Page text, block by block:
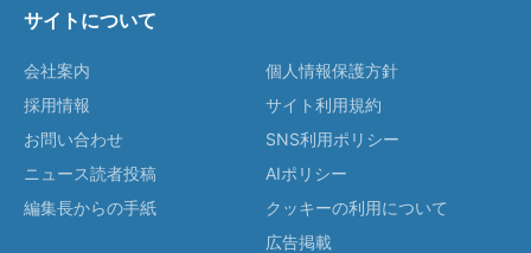
サイトについて
会社案内
採用情報
お問い合わせ
ニュース読者投稿
編集長からの手紙
個人情報保護方針
サイト利用規約
SNS利用ポリシー
AIポリシー
クッキーの利用について
広告掲載